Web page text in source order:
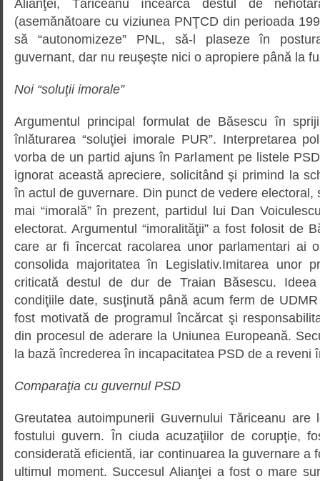
Alianţei, Tăriceanu încearcă destul de
(asemănătoare cu viziunea PNŢCD din perioada
să “autonomizeze” PNL, să-l plaseze în
guvernant, dar nu reuşeşte nici o apropiere până la
Noi “soluţii imorale”
Argumentul principal formulat de Băsescu în
înlăturarea “soluţiei imorale PUR”. Interpretarea
vorba de un partid ajuns în Parlament pe listele
ignorat această apreciere, solicitând şi primind la
în actul de guvernare. Din punct de vedere electoral,
mai “imorală” în prezent, partidul lui Dan
electorat. Argumentul “imoralităţii” a fost folosit de
care ar fi încercat racolarea unor parlamentari ai
consolida majoritatea în Legislativ.Imitarea unor
criticată destul de dur de Traian Băsescu.
condiţiile date, susţinută până acum ferm de
fost motivată de programul încărcat şi
din procesul de aderare la Uniunea Europeană.
la bază încrederea în incapacitatea PSD de a reveni
Comparaţia cu guvernul PSD
Greutatea autoimpunerii Guvernului Tăriceanu are
fostului guvern. În ciuda acuzaţiilor de corupţie,
considerată eficientă, iar continuarea la guvernare a
ultimul moment. Succesul Alianţei a fost o mare